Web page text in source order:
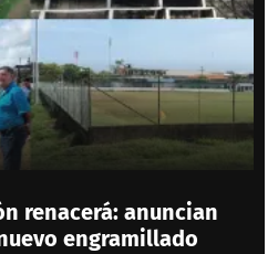
renacerá: anuncian
engramillado